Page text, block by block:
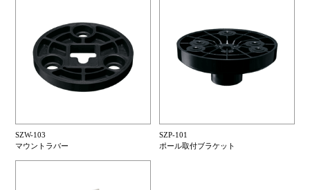
SZW-103
マウントラバー
SZP-101
ポール取付ブラケット